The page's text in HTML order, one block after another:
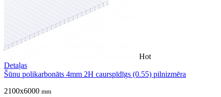
Hot
Detaļas
Šūnu polikarbonāts 4mm 2H caurspīdīgs (0.55) pilnizmēra
2100x6000 mm